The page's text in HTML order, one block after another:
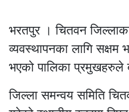
भरतपुर । चितवन
व्यवस्थापनका लागि सक्षम
भएको पालिका प्रमुखहरुले
जिल्ला समन्वय समिति